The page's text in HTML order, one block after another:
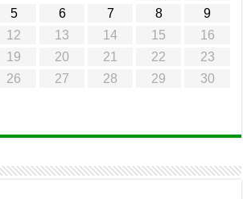
5 6 7 8
9
12 13 14 15
16
19 20 21 22
23
26 27 28 29
30